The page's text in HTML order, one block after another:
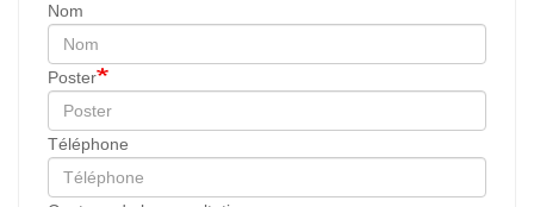
Nom
Poster
Téléphone